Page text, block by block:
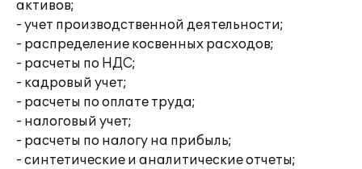
активов;
- учет производственной деятельности;
- распределение косвенных расходов;
- расчеты по НДС;
- кадровый учет;
- расчеты по оплате труда;
- налоговый учет;
- расчеты по налогу на прибыль;
- синтетические и аналитические отчеты;